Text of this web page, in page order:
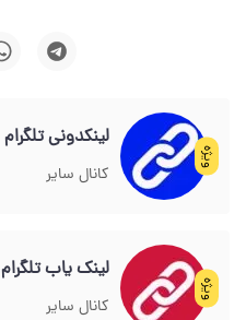
ویژه
لینکدونی تلگرام
کانال سایر
ویژه
لینک یاب تلگرام
کانال سایر